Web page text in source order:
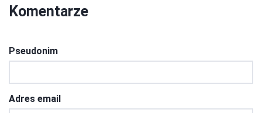
Komentarze
Pseudonim
Adres email